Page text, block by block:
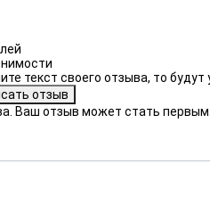
текст своего отзыва, то
Ваш отзыв может стать первым.